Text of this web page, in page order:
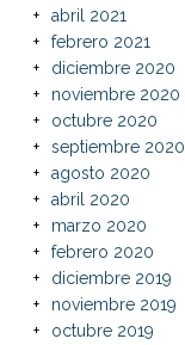
abril 2021
febrero 2021
diciembre 2020
noviembre 2020
octubre 2020
septiembre 2020
agosto 2020
abril 2020
marzo 2020
febrero 2020
diciembre 2019
noviembre 2019
octubre 2019